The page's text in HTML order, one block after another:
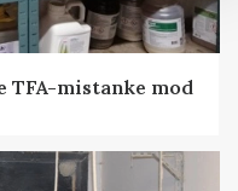
mistanke mod